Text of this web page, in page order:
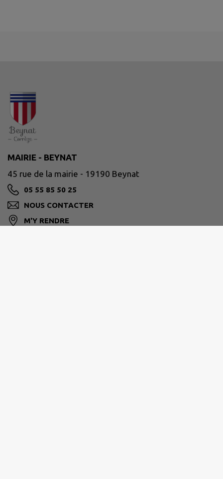
MAIRIE - BEYNAT
45 rue de la mairie - 19190 Beynat
05 55 85 50 25
NOUS CONTACTER
M'Y RENDRE